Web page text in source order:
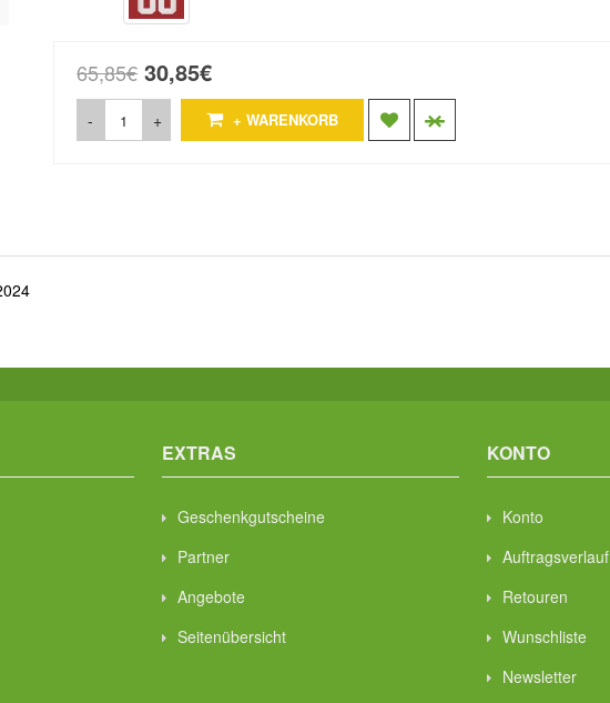
65,85€ 30,85€
- + + WARENKORB
EXTRAS
Geschenkgutscheine
Partner
Angebote
Seitenübersicht
KONTO
Konto
Auftragsverlauf
Retouren
Wunschliste
Newsletter